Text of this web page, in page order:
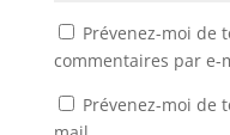
Prévenez-moi de
commentaires par e-
Prévenez-moi de